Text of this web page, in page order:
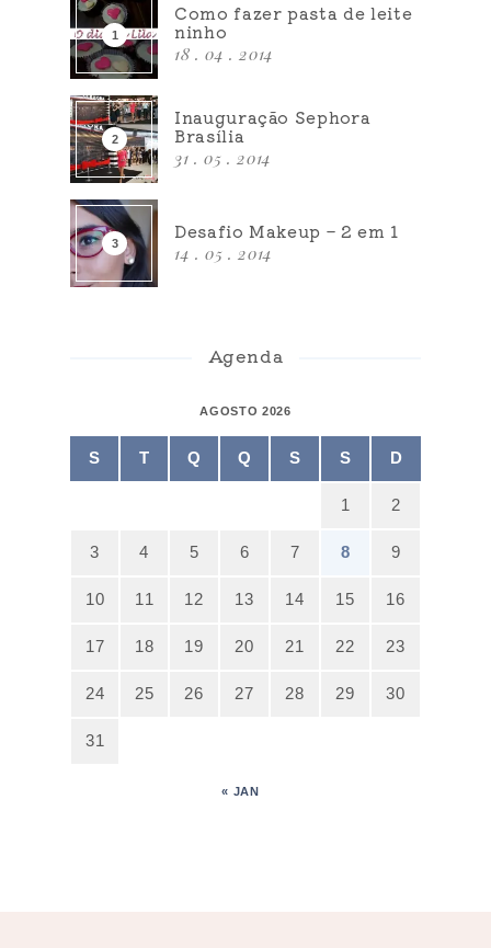
Como fazer pasta de leite
ninho
18 . 04 . 2014
Inauguração Sephora
Brasília
31 . 05 . 2014
Desafio Makeup – 2 em 1
14 . 05 . 2014
Agenda
AGOSTO 2026
S T Q Q S S D
1 2
3 4 5 6 7 8 9
10 11 12 13 14 15 16
17 18 19 20 21 22 23
24 25 26 27 28 29 30
31
« JAN